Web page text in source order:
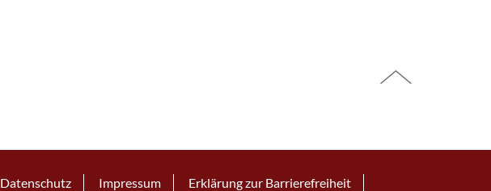
Datenschutz Impressum
Erklärung zur Barrierefreiheit